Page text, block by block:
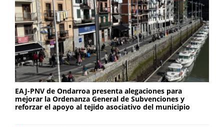
EAJ-PNV de Ondarroa presenta alegaciones para
mejorar la Ordenanza General de Subvenciones y
reforzar el apoyo al tejido asociativo del municipio